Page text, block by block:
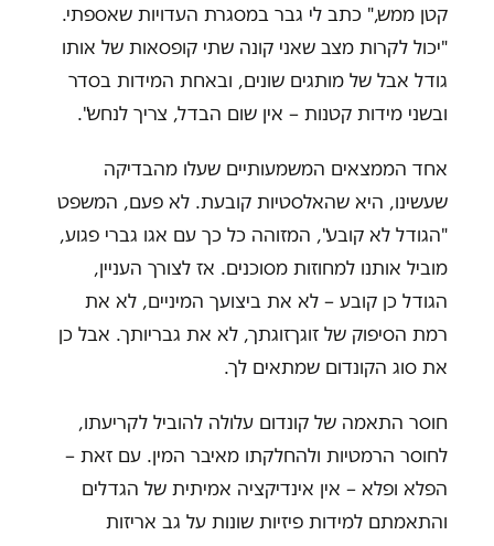
קטן ממש," כתב לי גבר במסגרת העדויות שאספתי.
"יכול לקרות מצב שאני קונה שתי קופסאות של אותו
גודל אבל של מותגים שונים, ובאחת המידות בסדר
ובשני מידות קטנות – אין שום הבדל, צריך לנחש".
אחד הממצאים המשמעותיים שעלו מהבדיקה
שעשינו, היא שהאלסטיות קובעת. לא פעם, המשפט
"הגודל לא קובע", המזוהה כל כך עם אגו גברי פגוע,
מוביל אותנו למחוזות מסוכנים. אז לצורך העניין,
הגודל כן קובע – לא את ביצועך המיניים, לא את
רמת הסיפוק של זוגךזוגתך, לא את גבריותך. אבל כן
את סוג הקונדום שמתאים לך.
חוסר התאמה של קונדום עלולה להוביל לקריעתו,
לחוסר הרמטיות ולהחלקתו מאיבר המין. עם זאת –
הפלא ופלא – אין אינדיקציה אמיתית של הגדלים
והתאמתם למידות פיזיות שונות על גב אריזות